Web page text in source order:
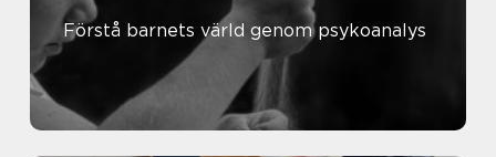
Förstå barnets värld genom psykoanalys